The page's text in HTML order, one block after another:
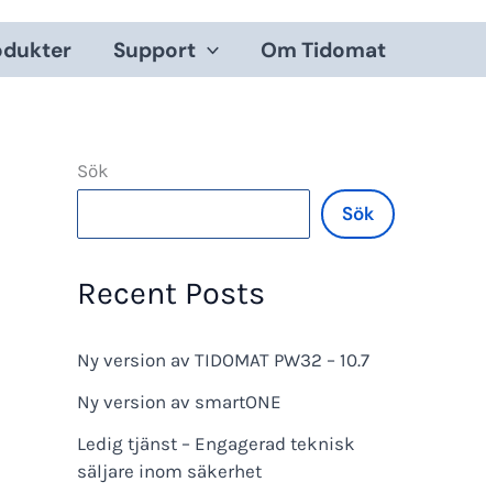
Support Om Tidomat
Sök
Sök
Recent Posts
Ny version av TIDOMAT PW32 – 10.7
Ny version av smartONE
Ledig tjänst – Engagerad teknisk
säljare inom säkerhet